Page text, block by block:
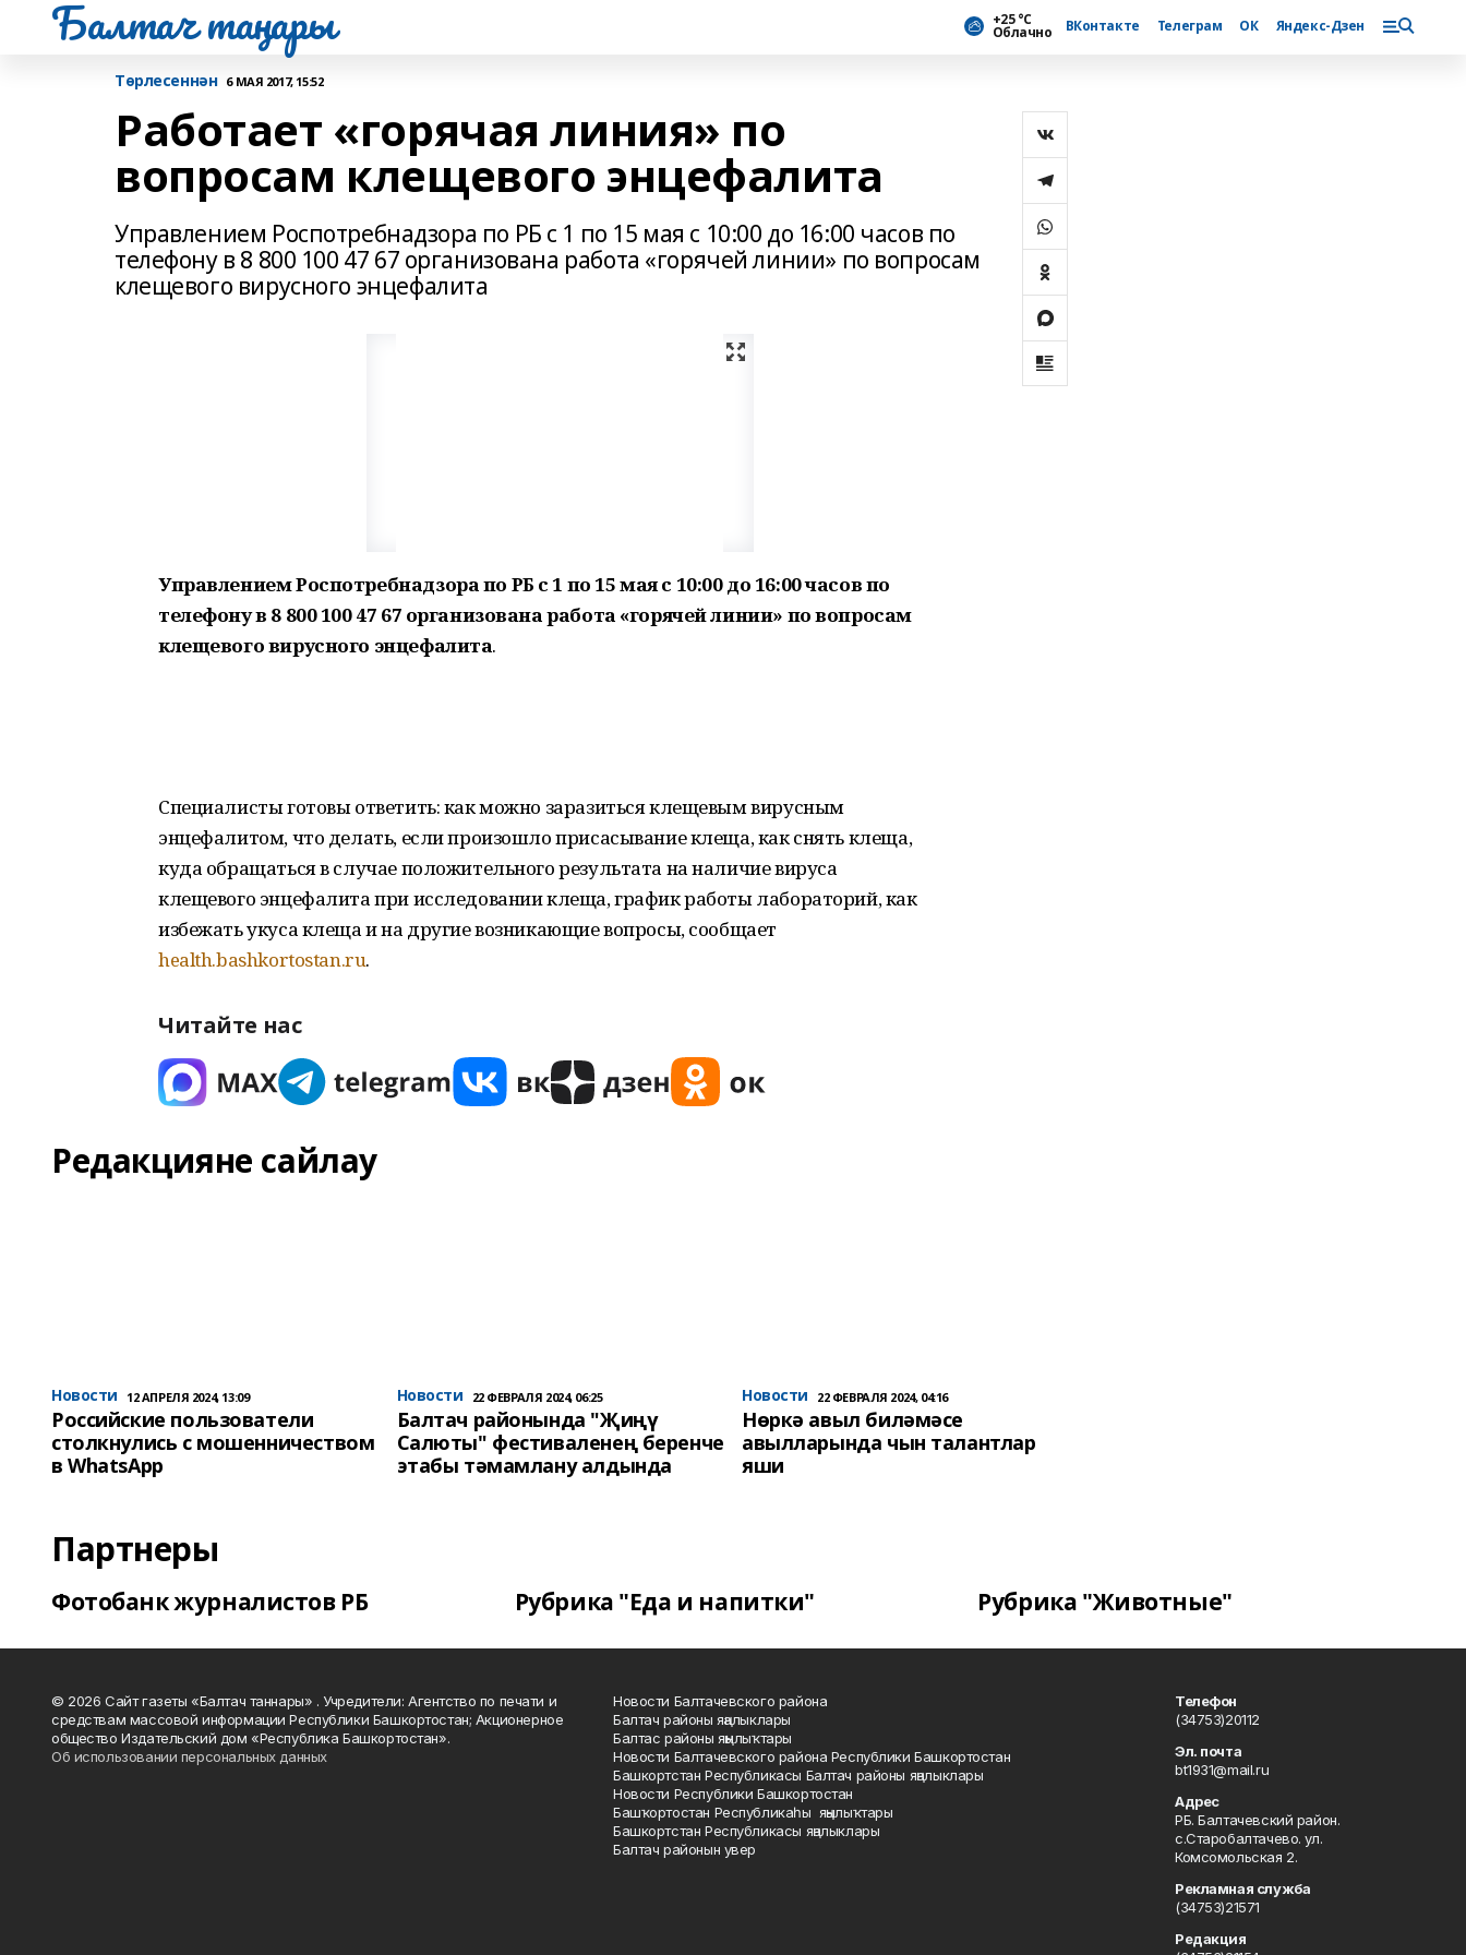
Балтач таңнары +25 °С
Облачно ВКонтакте Телеграм ОК Яндекс-Дзен
Tөрлесеннән 6 МАЯ 2017, 15:52
Работает «горячая линия» по
вопросам клещевого энцефалита
Управлением Роспотребнадзора по РБ с 1 по 15 мая с 10:00 до 16:00 часов по
телефону в 8 800 100 47 67 организована работа «горячей линии» по вопросам
клещевого вирусного энцефалита
Управлением Роспотребнадзора по РБ с 1 по 15 мая с 10:00 до 16:00 часов по
телефону в 8 800 100 47 67 организована работа «горячей линии» по вопросам
клещевого вирусного энцефалита.
Специалисты готовы ответить: как можно заразиться клещевым вирусным
энцефалитом, что делать, если произошло присасывание клеща, как снять клеща,
куда обращаться в случае положительного результата на наличие вируса
клещевого энцефалита при исследовании клеща, график работы лабораторий, как
избежать укуса клеща и на другие возникающие вопросы, сообщает
health.bashkortostan.ru.
Читайте нас
Редакцияне сайлау
Новости 12 АПРЕЛЯ 2024, 13:09
Российские пользователи
столкнулись с мошенничеством
в WhatsApp
Новости 22 ФЕВРАЛЯ 2024, 06:25
Балтач районында "Җиңү
Салюты" фестиваленең беренче
этабы тәмамлану алдында
Новости 22 ФЕВРАЛЯ 2024, 04:16
Нөркә авыл биләмәсе
авылларында чын талантлар
яши
Партнеры
Фотобанк журналистов РБ Рубрика "Еда и напитки" Рубрика "Животные"
© 2026 Сайт газеты «Балтач таннары» . Учредители: Агентство по печати и
средствам массовой информации Республики Башкортостан; Акционерное
общество Издательский дом «Республика Башкортостан».
Об использовании персональных данных
Новости Балтачевского района
Балтач районы яңалыклары
Балтас районы яңылыҡтары
Новости Балтачевского района Республики Башкортостан
Башкортстан Республикасы Балтач районы яңалыклары
Новости Республики Башкортостан
Башҡортостан Республикаһы яңылыҡтары
Башкортстан Республикасы яңалыклары
Балтач районын увер
Телефон
(34753)20112
Эл. почта
bt1931@mail.ru
Адрес
РБ. Балтачевский район.
с.Старобалтачево. ул.
Комсомольская 2.
Рекламная служба
(34753)21571
Редакция